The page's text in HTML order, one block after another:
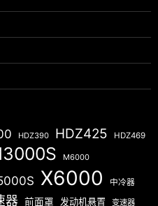
HDZ390 HDZ425 HDZ469
M6000
X6000 中冷器
器 前面罩 发动机悬置 变速器